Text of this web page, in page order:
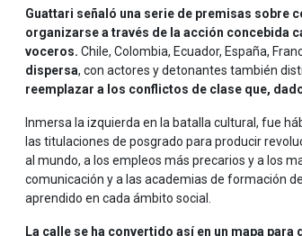
Guattari señaló una serie de premisas sobre
organizarse a través de la acción concebida
voceros. Chile, Colombia, Ecuador, España,
dispersa, con actores y detonantes también
reemplazar a los conflictos de clase que,
Inmersa la izquierda en la batalla cultural, fue
las titulaciones de posgrado para producir
al mundo, a los empleos más precarios y a los
comunicación y a las academias de formación
aprendido en cada ámbito social.
La calle se ha convertido así en un mapa